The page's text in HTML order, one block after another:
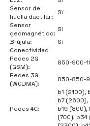
Sensor de
huella dactilar:
Sï
Sensor
geomagnético:
Sí
Brújula:
Sí
Conectividad
Redes 2G
(GSM):
850-900-
Redes 3G
(WCDMA):
850-850-
Redes 4G:
b1 (2100),
b7 (2600),
b19
(700),